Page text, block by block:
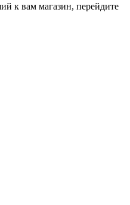
к вам магазин, перейдите